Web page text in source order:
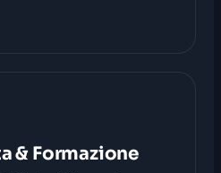
& Formazione